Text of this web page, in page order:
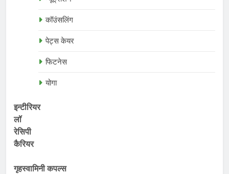
कॉउंसलिंग
पेट्स केयर
फिटनेस
योगा
इन्टीरियर
लॉ
रेसिपी
कैरियर
गृहस्वामिनी कपल्स